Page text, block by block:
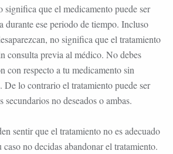
significa que el medicamento puede ser
durante ese periodo de tiempo. Incluso
no significa que el tratamiento
consulta previa al médico. No debes
con respecto a tu medicamento sin
De lo contrario el tratamiento puede ser
secundarios no deseados o ambas.
sentir que el tratamiento no es adecuado
caso no decidas abandonar el tratamiento.